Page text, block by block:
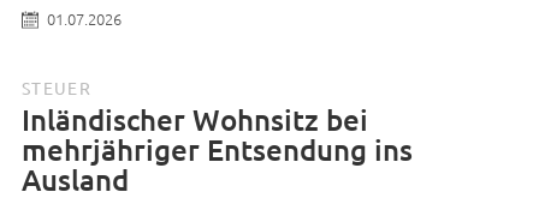
01.07.2026
STEUER
Inländischer Wohnsitz bei
mehrjähriger Entsendung ins
Ausland